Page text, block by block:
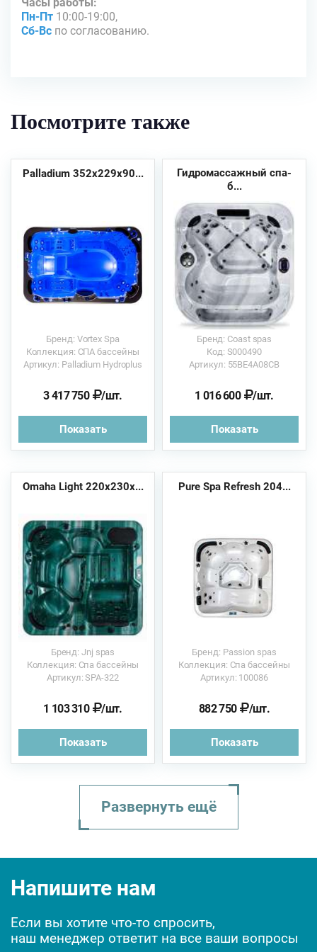
Пн-Пт 10:00-19:00,
Сб-Вс по согласованию.
Посмотрите также
Palladium 352х229x90...
Бренд: Vortex Spa
Коллекция: СПА бассейны
Артикул: Palladium Hydroplus
3 417 750 /шт.
Показать
Гидромассажный спа-
б...
Бренд: Coast spas
Код: S000490
Артикул: 55BE4A08CB
1 016 600 /шт.
Показать
Omaha Light 220х230х...
Бренд: Jnj spas
Коллекция: Спа бассейны
Артикул: SPA-322
1 103 310 /шт.
Показать
Pure Spa Refresh 204...
Бренд: Passion spas
Коллекция: Спа бассейны
Артикул: 100086
882 750 /шт.
Показать
Sunrans SR878 220х22...
My Bliss 230х230х92 ...
Развернуть ещё
Напишите нам
Если вы хотите что-то спросить,
наш менеджер ответит на все ваши вопросы